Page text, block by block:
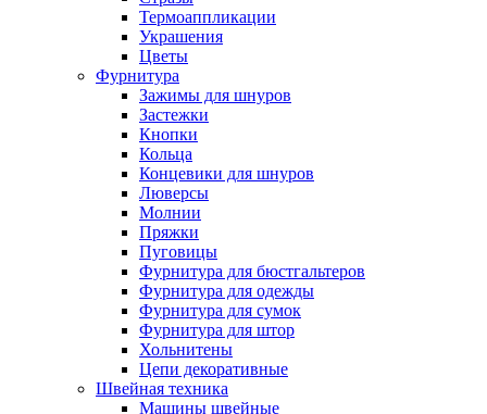
Термоаппликации
Украшения
Цветы
Фурнитура
Зажимы для шнуров
Застежки
Кнопки
Кольца
Концевики для шнуров
Люверсы
Молнии
Пряжки
Пуговицы
Фурнитура для бюстгальтеров
Фурнитура для одежды
Фурнитура для сумок
Фурнитура для штор
Хольнитены
Цепи декоративные
Швейная техника
Машины швейные